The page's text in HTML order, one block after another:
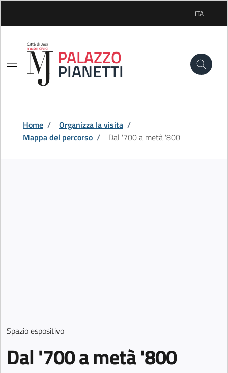
ITA
PALAZZO
PIANETTI
Home / Organizza la visita /
Mappa del percorso / Dal '700 a metà '800
Spazio espositivo
Dal '700 a metà '800